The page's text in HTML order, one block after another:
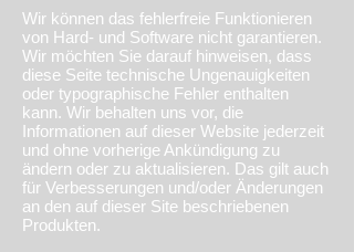
Wir können das fehlerfreie Funktionieren
von Hard- und Software nicht garantieren.
Wir möchten Sie darauf hinweisen, dass
diese Seite technische Ungenauigkeiten
oder typographische Fehler enthalten
kann. Wir behalten uns vor, die
Informationen auf dieser Website jederzeit
und ohne vorherige Ankündigung zu
ändern oder zu aktualisieren. Das gilt auch
für Verbesserungen und/oder Änderungen
an den auf dieser Site beschriebenen
Produkten.